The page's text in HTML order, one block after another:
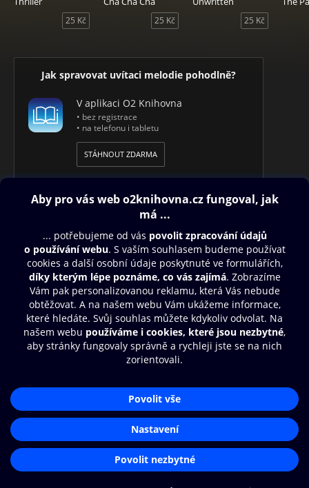
25 Kč 25 Kč 25 Kč
Jak spravovat uvítaci melodie pohodlně?
V aplikaci O2 Knihovna
• bez registrace
• na telefonu i tabletu
STÁHNOUT ZDARMA
Obsah ke stažení
Moje O2 Knihovna
Další zábava
© O2 Czech Republic a.s.
Zásady zpracování osobních údajů
Nastavení cookies
Aplikace O2 Knihovna
Čti a poslouchej své e-knihy a
audioknihy rychleji a pohodlněji.